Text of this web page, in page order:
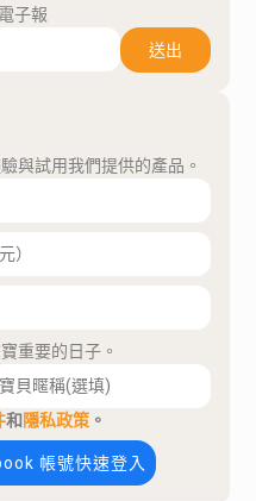
子報
送出
與試用我們提供的產品。
重要的日子。
和隱私政策 。
帳號快速登入